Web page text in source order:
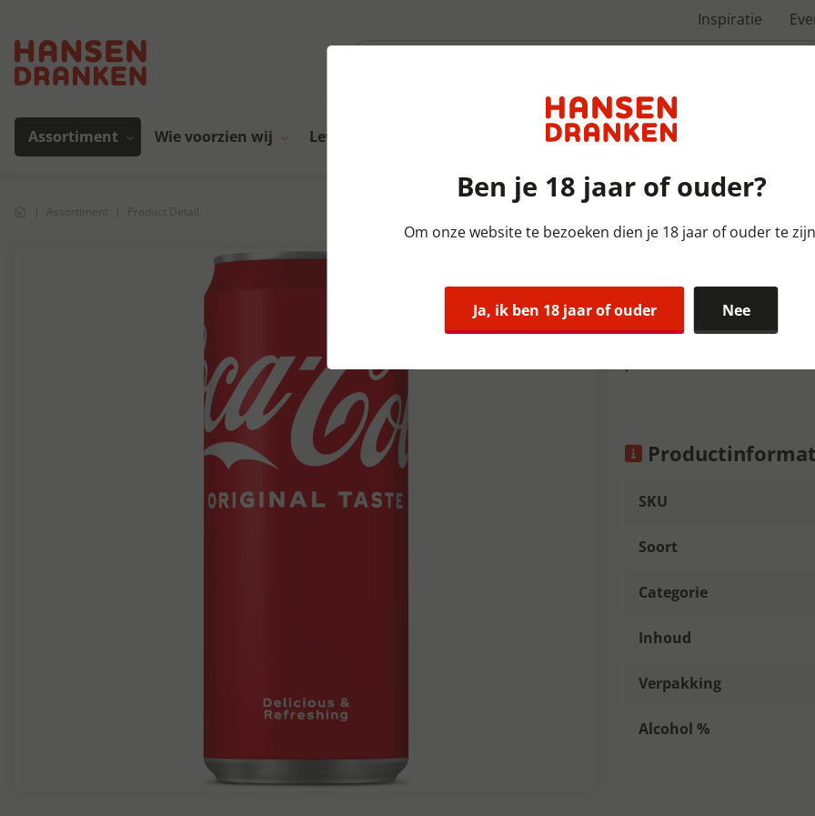
Inspiratie
Assortiment Wie voorzien wij Leveranciers
Assortiment Product Detail
Coca Cola
Coca Cola is de meest
plantenextracten en
SKU
Soort
Categorie
Inhoud
Verpakking
Alcohol %
Ben je 18 jaar of ouder?
Om onze website te bezoeken dien je 18 jaar of ouder te
Ja, ik ben 18 jaar of ouder Nee